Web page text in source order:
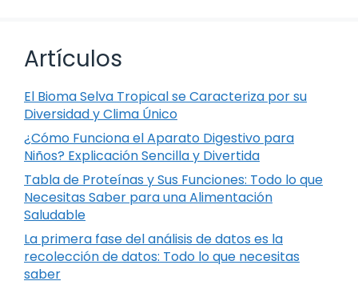
Artículos
El Bioma Selva Tropical se Caracteriza por su
Diversidad y Clima Único
¿Cómo Funciona el Aparato Digestivo para
Niños? Explicación Sencilla y Divertida
Tabla de Proteínas y Sus Funciones: Todo lo que
Necesitas Saber para una Alimentación
Saludable
La primera fase del análisis de datos es la
recolección de datos: Todo lo que necesitas
saber